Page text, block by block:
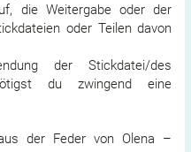
die Weitergabe oder der
oder Teilen davon
der Stickdatei/des
du zwingend eine
der Feder von Olena –